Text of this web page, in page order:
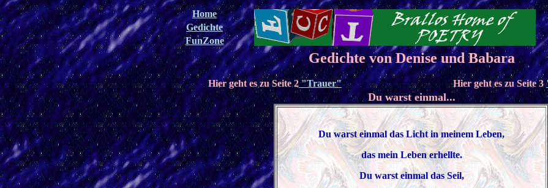
Home
Gedichte
FunZone
Gedichte von Denise und Babara
Hier geht es zu Seite 2"Trauer" Hier geht es zu Seite 3
Du warst einmal...
Du warst einmal das Licht in meinem Leben,
das mein Leben erhellte.
Du warst einmal das Seil,